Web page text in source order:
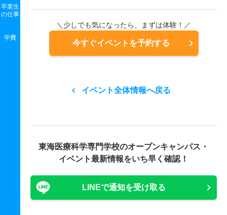
卒業生
の仕事
学費
＼少しでも気になったら、まずは体験！／
今すぐイベントを予約する
イベント全体情報へ戻る
東海医療科学専門学校のオープンキャンパス・
イベント最新情報をいち早く確認！
LINEで通知を受け取る